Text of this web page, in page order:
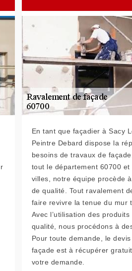
En tant que façadier à Sacy
Peintre Debard dispose la
besoins de travaux de
tout le département 60700
villes, notre équipe procède
de qualité. Tout ravalement
faire revivre la tenue du mur
Avec l’utilisation des
qualité, nous procédons à
Pour toute demande, le
façade est à récupérer
votre demande.